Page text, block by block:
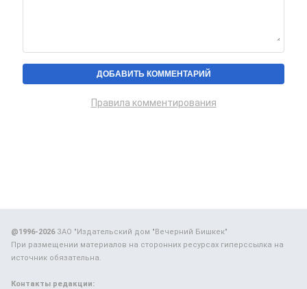
Правила комментирования
@1996-2026ЗАО "Издательский дом "Вечерний Бишкек"
При размещении материалов на сторонних ресурсах гиперссылка на
источник обязательна.
Контакты редакции: